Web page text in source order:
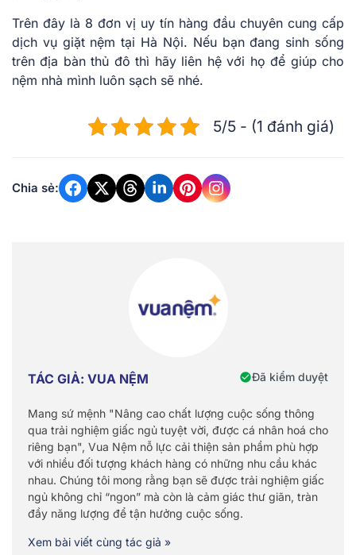
Trên đây là 8 đơn vị uy tín hàng đầu chuyên cung cấp
dịch vụ giặt nệm tại Hà Nội. Nếu bạn đang sinh sống
trên địa bàn thủ đô thì hãy liên hệ với họ để giúp cho
nệm nhà mình luôn sạch sẽ nhé.
5/5 - (1 đánh giá)
Chia sẻ:
TÁC GIẢ: VUA NỆM Đã kiểm duyệt
Mang sứ mệnh "Nâng cao chất lượng cuộc sống thông
qua trải nghiệm giấc ngủ tuyệt vời, được cá nhân hoá cho
riêng bạn", Vua Nệm nỗ lực cải thiện sản phẩm phù hợp
với nhiều đối tượng khách hàng có những nhu cầu khác
nhau. Chúng tôi mong rằng bạn sẽ được trải nghiệm giấc
ngủ không chỉ “ngon” mà còn là cảm giác thư giãn, tràn
đầy năng lượng để tận hưởng cuộc sống.
Xem bài viết cùng tác giả »